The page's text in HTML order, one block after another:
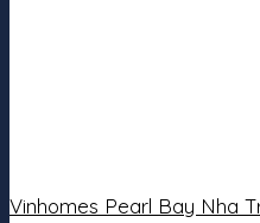
Vinhomes Pearl Bay Nha